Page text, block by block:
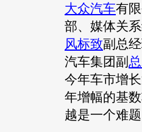
大众汽车有
部、媒体关
风标致副总
汽车集团副
今年车市增
年增幅的基
越是一个难